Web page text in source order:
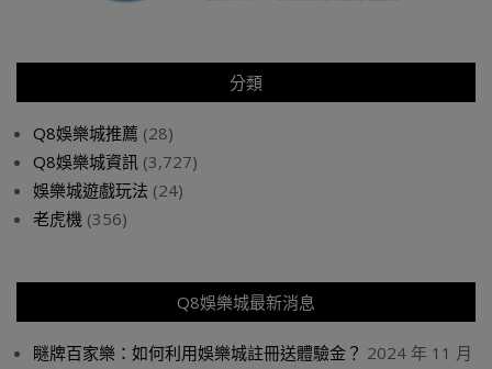
分類
Q8娛樂城推薦 (28)
Q8娛樂城資訊 (3,727)
娛樂城遊戲玩法 (24)
老虎機 (356)
Q8娛樂城最新消息
瞇牌百家樂：如何利用娛樂城註冊送體驗金？ 2024 年 11 月